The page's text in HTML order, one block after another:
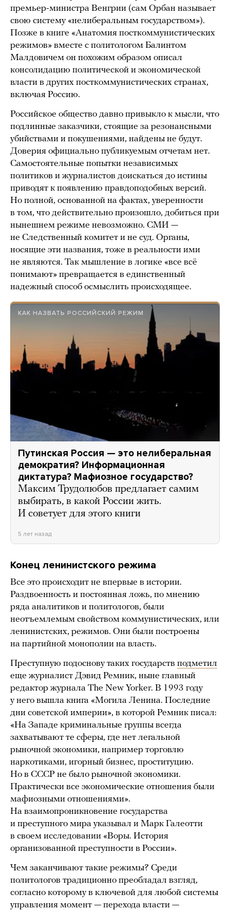
премьер-министра Венгрии (сам Орбан называет
свою систему «нелиберальным государством»).
Позже в книге «Анатомия посткоммунистических
режимов» вместе с политологом Балинтом
Малдовичем он похожим образом описал
консолидацию политической и экономической
власти в других посткоммунистических странах,
включая Россию.
Российское общество давно привыкло к мысли, что
подлинные заказчики, стоящие за резонансными
убийствами и покушениями, найдены не будут.
Доверия официально публикуемым отчетам нет.
Самостоятельные попытки независимых
политиков и журналистов доискаться до истины
приводят к появлению правдоподобных версий.
Но полной, основанной на фактах, уверенности
в том, что действительно произошло, добиться при
нынешнем режиме невозможно. СМИ —
не Следственный комитет и не суд. Органы,
носящие эти названия, тоже в реальности ими
не являются. Так мышление в логике «все всё
понимают» превращается в единственный
надежный способ осмыслить происходящее.
КАК НАЗВАТЬ РОССИЙСКИЙ РЕЖИМ
Путинская Россия — это нелиберальная
демократия? Информационная
диктатура? Мафиозное государство?
Максим Трудолюбов предлагает самим
выбирать, в какой России жить.
И советует для этого книги
5 лет назад
Конец ленинистского режима
Все это происходит не впервые в истории.
Раздвоенность и постоянная ложь, по мнению
ряда аналитиков и политологов, были
неотъемлемым свойством коммунистических, или
ленинистских, режимов. Они были построены
на партийной монополии на власть.
Преступную подоснову таких государств подметил
еще журналист Дэвид Ремник, ныне главный
редактор журнала The New Yorker. В 1993 году
у него вышла книга «Могила Ленина. Последние
дни советской империи», в которой Ремник писал:
«На Западе криминальные группы всегда
захватывают те сферы, где нет легальной
рыночной экономики, например торговлю
наркотиками, игорный бизнес, проституцию.
Но в СССР не было рыночной экономики.
Практически все экономические отношения были
мафиозными отношениями».
На взаимопроникновение государства
и преступного мира указывал и Марк Галеотти
в своем исследовании «Воры. История
организованной преступности в России».
Чем заканчивают такие режимы? Среди
политологов традиционно преобладал взгляд,
согласно которому в ключевой для любой системы
управления момент — перехода власти —